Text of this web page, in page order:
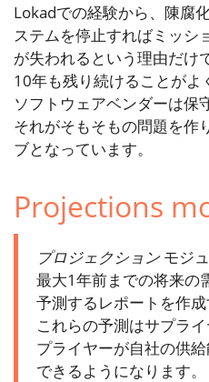
Lokadでの経験から、陳腐
ステムを停止すればミッシ
が失われるという理由だけ
10年も残り続けることが
ソフトウェアベンダーは保
それがそもそもの問題を作
ブとなっています。
Projections
プロジェクションモジ
最大1年前までの将来の
予測するレポートを作成
これらの予測はサプラ
プライヤーが自社の供
できるようになります。